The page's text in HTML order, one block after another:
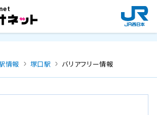
メインコンテンツにスキップ
新
規
ウ
で
情報 塚口駅 バリアフリー情報